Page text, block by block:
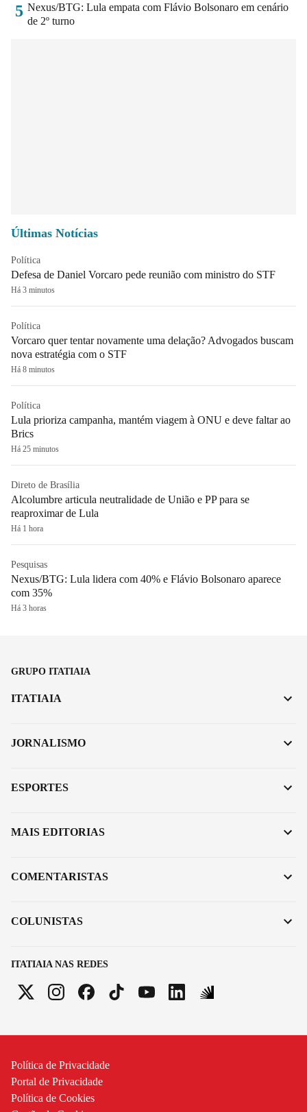
5 Nexus/BTG: Lula empata com Flávio Bolsonaro em cenário
de 2º turno
Últimas Notícias
Política
Defesa de Daniel Vorcaro pede reunião com ministro do STF
Há 3 minutos
Política
Vorcaro quer tentar novamente uma delação? Advogados buscam
nova estratégia com o STF
Há 8 minutos
Política
Lula prioriza campanha, mantém viagem à ONU e deve faltar ao
Brics
Há 25 minutos
Direto de Brasília
Alcolumbre articula neutralidade de União e PP para se
reaproximar de Lula
Há 1 hora
Pesquisas
Nexus/BTG: Lula lidera com 40% e Flávio Bolsonaro aparece
com 35%
Há 3 horas
GRUPO ITATIAIA
ITATIAIA NAS REDES
ITATIAIA
JORNALISMO
ESPORTES
MAIS EDITORIAS
COMENTARISTAS
COLUNISTAS
Política de Privacidade
Portal de Privacidade
Política de Cookies